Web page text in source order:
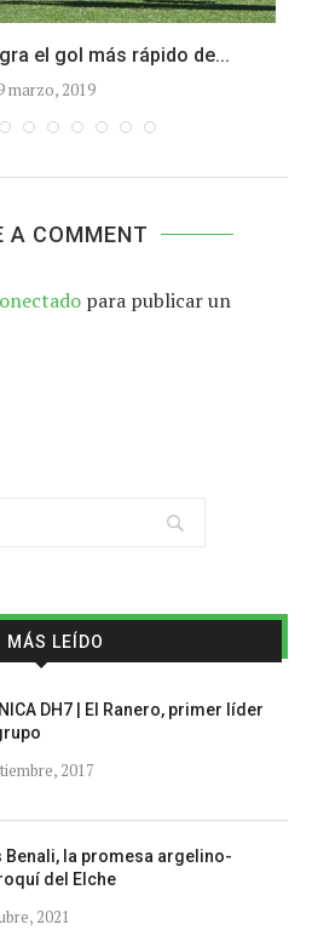
el gol más rápido de...
marzo, 2019
A COMMENT
para publicar un
MÁS LEÍDO
DH7 | El Ranero, primer líder
2017
Benali, la promesa argelino-
del Elche
2021